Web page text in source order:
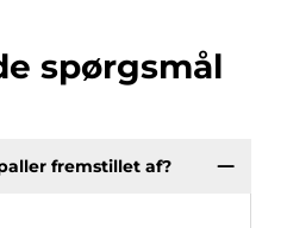
spørgsmål
fremstillet af?